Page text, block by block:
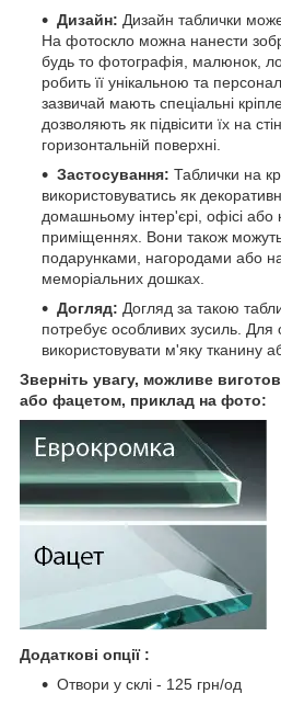
Дизайн: Дизайн таблички
На фотоскло можна нанести
будь то фотографія, малюнок,
робить її унікальною та
зазвичай мають спеціальні
дозволяють як підвісити їх на
горизонтальній поверхні.
Застосування: Таблички на
використовуватись як
домашньому інтер'єрі, офісі або
приміщеннях. Вони також
подарунками, нагородами або
меморіальних дошках.
Догляд: Догляд за такою
потребує особливих зусиль.
використовувати м'яку тканину
Зверніть увагу, можливе
або фацетом, приклад на фото:
Додаткові опції :
Отвори у склі - 125 грн/од